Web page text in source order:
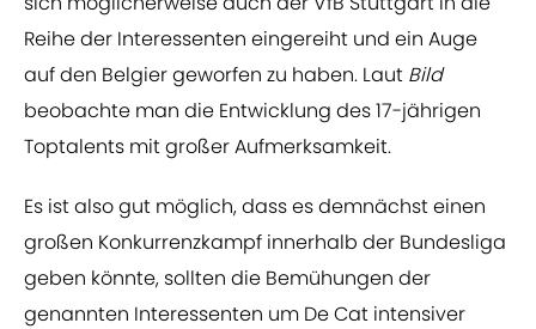
Reihe der Interessenten eingereiht und ein Auge
auf den Belgier geworfen zu haben. Laut Bild
beobachte man die Entwicklung des 17-jährigen
Toptalents mit großer Aufmerksamkeit.
Es ist also gut möglich, dass es demnächst einen
großen Konkurrenzkampf innerhalb der Bundesliga
geben könnte, sollten die Bemühungen der
genannten Interessenten um De Cat intensiver